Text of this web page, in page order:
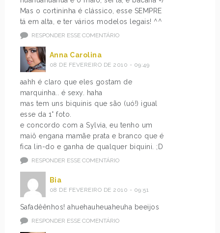
Mas o cortininha é clássico, esse SEMPRE
tá em alta, e ter vários modelos legais! ^^
RESPONDER ESSE COMENTÁRIO
Anna Carolina
08 DE FEVEREIRO DE 2010 - 09:49
aahh é claro que eles gostam de
marquinha.. é sexy. haha
mas tem uns biquinis que são (uó!) igual
esse da 1° foto.
e concordo com a Sylvia, eu tenho um
maiô engana mamãe prata e branco que é
fica lin-do e ganha de qualquer biquini. ;D
RESPONDER ESSE COMENTÁRIO
Bia
08 DE FEVEREIRO DE 2010 - 09:51
Safadêênhos! ahuehauheuaheuha beeijos
RESPONDER ESSE COMENTÁRIO